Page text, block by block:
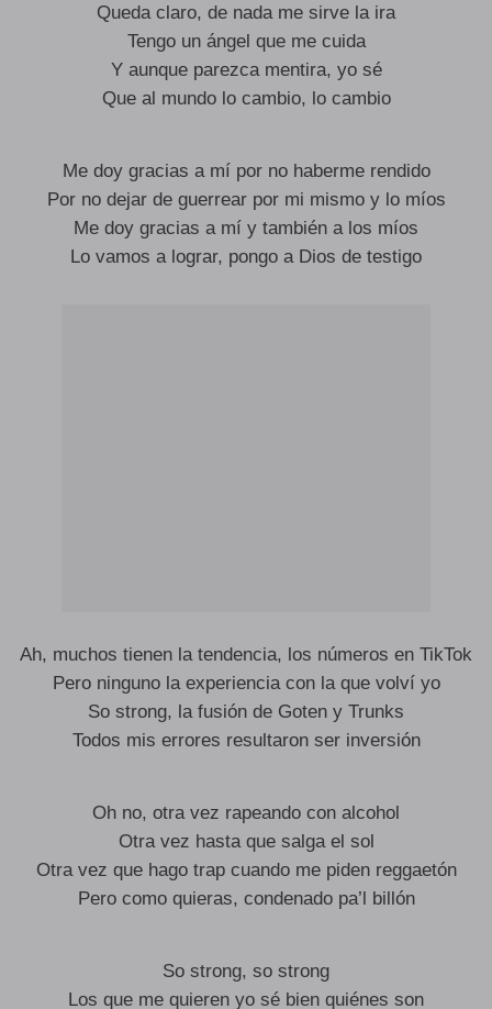
Queda claro, de nada me sirve la ira
Tengo un ángel que me cuida
Y aunque parezca mentira, yo sé
Que al mundo lo cambio, lo cambio
Me doy gracias a mí por no haberme rendido
Por no dejar de guerrear por mi mismo y lo míos
Me doy gracias a mí y también a los míos
Lo vamos a lograr, pongo a Dios de testigo
Ah, muchos tienen la tendencia, los números en TikTok
Pero ninguno la experiencia con la que volví yo
So strong, la fusión de Goten y Trunks
Todos mis errores resultaron ser inversión
Oh no, otra vez rapeando con alcohol
Otra vez hasta que salga el sol
Otra vez que hago trap cuando me piden reggaetón
Pero como quieras, condenado pa’l billón
So strong, so strong
Los que me quieren yo sé bien quiénes son